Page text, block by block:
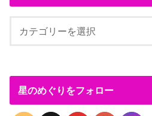
星のめぐりをフォロー